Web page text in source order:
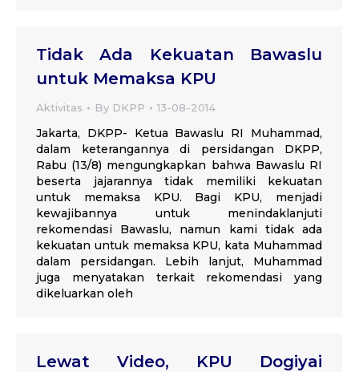
Tidak Ada Kekuatan Bawaslu
untuk Memaksa KPU
Aktivitas By DKPP 13-08-2014
Jakarta, DKPP- Ketua Bawaslu RI Muhammad,
dalam keterangannya di persidangan DKPP,
Rabu (13/8) mengungkapkan bahwa Bawaslu RI
beserta jajarannya tidak memiliki kekuatan
untuk memaksa KPU. Bagi KPU, menjadi
kewajibannya untuk menindaklanjuti
rekomendasi Bawaslu, namun kami tidak ada
kekuatan untuk memaksa KPU, kata Muhammad
dalam persidangan. Lebih lanjut, Muhammad
juga menyatakan terkait rekomendasi yang
dikeluarkan oleh
Lewat Video, KPU Dogiyai